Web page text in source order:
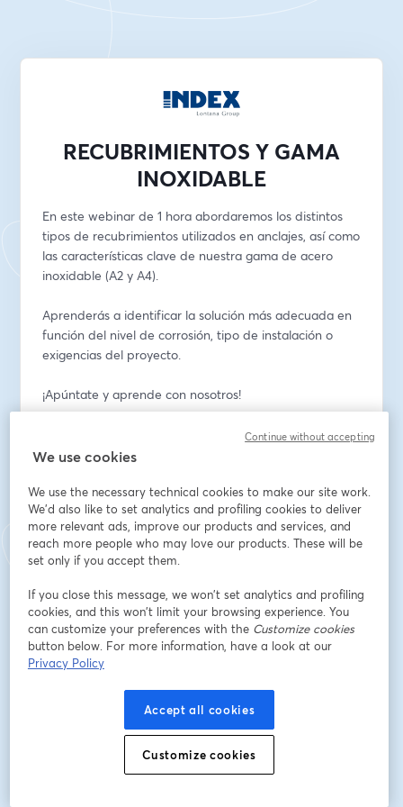
RECUBRIMIENTOS Y GAMA
INOXIDABLE
En este webinar de 1 hora abordaremos los distintos
tipos de recubrimientos utilizados en anclajes, así como
las características clave de nuestra gama de acero
inoxidable (A2 y A4).
Aprenderás a identificar la solución más adecuada en
función del nivel de corrosión, tipo de instalación o
exigencias del proyecto.
¡Apúntate y aprende con nosotros!
First name*
Last name*
Empresa*
We use cookies
We use the necessary technical cookies to make our site work.
We'd also like to set analytics and profiling cookies to deliver
more relevant ads, improve our products and services, and
reach more people who may love our products. These will be
set only if you accept them.
If you close this message, we won’t set analytics and profiling
cookies, and this won’t limit your browsing experience. You
can customize your preferences with the Customize cookies
button below. For more information, have a look at our
Privacy Policy
Accept all cookies
Customize cookies
Continue without accepting